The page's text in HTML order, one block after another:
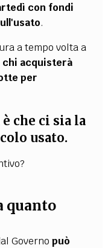
con fondi
.
a tempo volta a
chi acquisterà
per
che ci sia la
usato.
quanto
Governopuò